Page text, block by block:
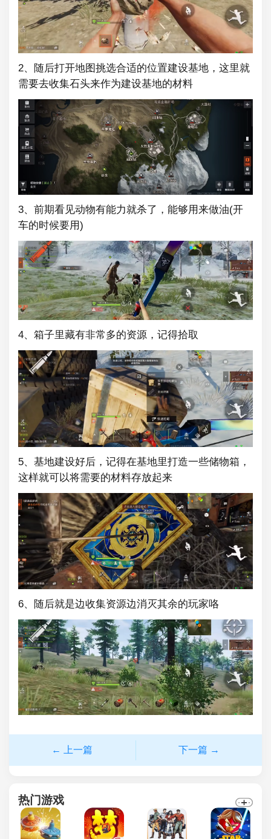
2、随后打开地图挑选合适的位置建设基地，这里就
需要去收集石头来作为建设基地的材料
3、前期看见动物有能力就杀了，能够用来做油(开
车的时候要用)
4、箱子里藏有非常多的资源，记得拾取
5、基地建设好后，记得在基地里打造一些储物箱，
这样就可以将需要的材料存放起来
6、随后就是边收集资源边消灭其余的玩家咯
← 上一篇 下一篇 →
热门游戏